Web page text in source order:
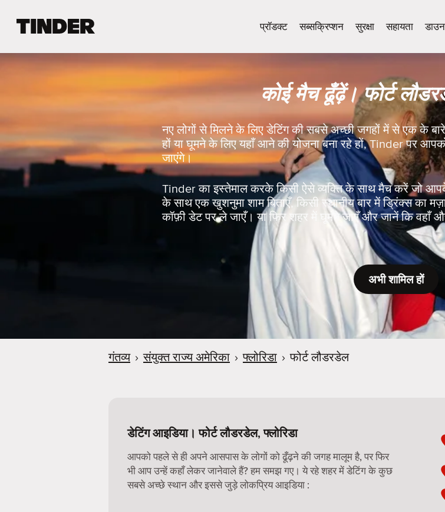
d
प्रॉडक्ट सब्सक्रिप्शन सुरक्षा सहायता
कोई मैच ढूँढ़ें। फोर्ट
नए लोगों से मिलने के लिए डेटिंग की सबसे अच्छी जगहों में से एक के
हों या घूमने के लिए यहाँ आने की योजना बना रहे हों, Tinder पर
जाएंगे।
Tinder का इस्तेमाल करके किसी ऐसे व्यक्ति के साथ मैच करें जो आपके
के साथ एक खुशनुमा शाम बिताएँ, किसी स्थानीय बार में ड्रिंक्स का
कॉफ़ी डेट पर ले जाएँ। या फिर शहर में घूमने जाएँ और जानें कि वहाँ
अभी शामिल हों
गंतव्य › संयुक्त राज्य अमेरिका › फ्लोरिडा › फोर्ट लौडरडेल
डेटिंग आइडिया। फोर्ट लौडरडेल, फ्लोरिडा
आपको पहले से ही अपने आसपास के लोगों को ढूँढ़ने की जगह मालूम है, पर फिर
भी आप उन्हें कहाँ लेकर जानेवाले हैं? हम समझ गए। ये रहे शहर में डेटिंग के कुछ
सबसे अच्छे स्थान और इससे जुड़े लोकप्रिय आइडिया :